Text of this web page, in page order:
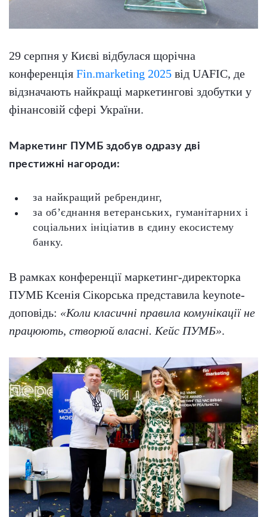
29 серпня у Києві відбулася щорічна
конференція Fin.marketing 2025 від UAFIC, де
відзначають найкращі маркетингові здобутки у
фінансовій сфері України.
Маркетинг ПУМБ здобув одразу дві
престижні нагороди:
за найкращий ребрендинг,
за об’єднання ветеранських, гуманітарних і
соціальних ініціатив в єдину екосистему
банку.
В рамках конференції маркетинг-директорка
ПУМБ Ксенія Сікорська представила keynote-
доповідь: «Коли класичні правила комунікації не
працюють, створюй власні. Кейс ПУМБ».